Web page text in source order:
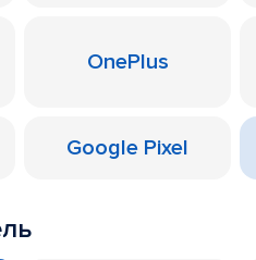
OnePlus
Google Pixel